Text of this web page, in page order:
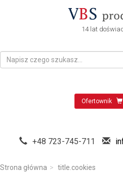
14 lat
Ofertownik
+48 723-745-711
Strona główna title.cookies